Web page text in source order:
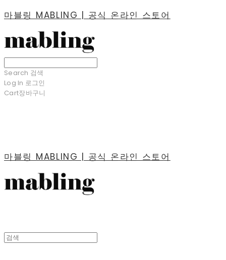
마블링 MABLING | 공식 온라인 스토어
Search 검색
Log In 로그인
Cart장바구니
마블링 MABLING | 공식 온라인 스토어